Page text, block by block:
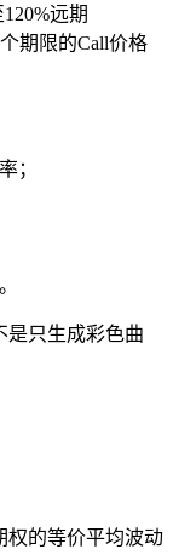
远期
期限的Call价格
；
是只生成彩色曲
权的等价平均波动